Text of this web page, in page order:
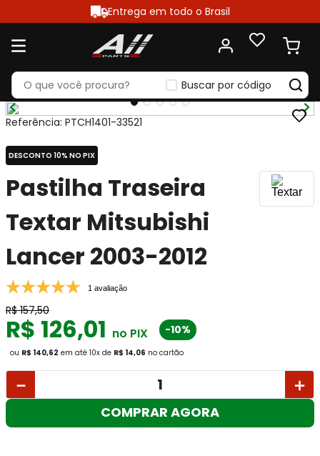
Entrega em todo o Brasil
Buscar por código
Referência: PTCH1401-33521
DESCONTO 10% NO PIX
Pastilha Traseira
Textar Mitsubishi
Lancer 2003-2012
1 avaliação
R$ 157,50
R$ 126,01 no PIX -10%
ou R$ 140,62 em até 10x de R$ 14,06 no cartão
＋
－
COMPRAR AGORA